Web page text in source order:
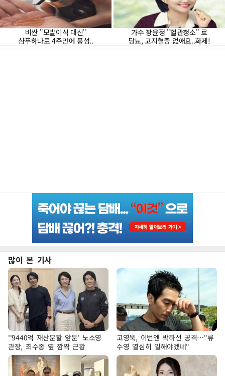
많이 본 기사
''9440억 재산분할 앞둔' 노소영
관장, 최수종 옆 깜짝 근황
고영욱, 이번엔 박하선 공격…"류
수영 열심히 일해야겠네"